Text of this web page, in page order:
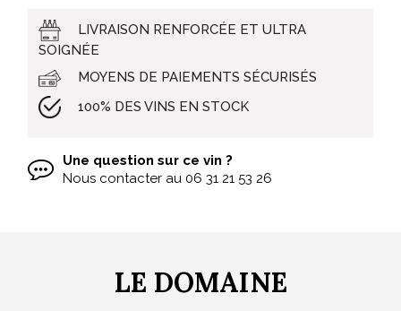
LIVRAISON RENFORCÉE ET ULTRA
SOIGNÉE
MOYENS DE PAIEMENTS SÉCURISÉS
100% DES VINS EN STOCK
Une question sur ce vin ?
Nous contacter au 06 31 21 53 26
LE DOMAINE